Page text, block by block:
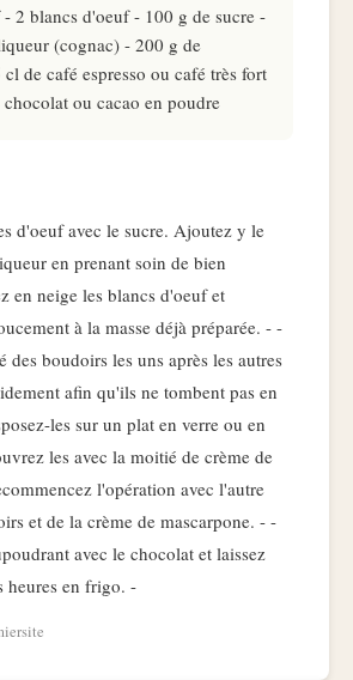
2 blancs d'oeuf - 100 g de sucre -
(cognac) - 200 g de
de café espresso ou café très fort
ou cacao en poudre
d'oeuf avec le sucre. Ajoutez y le
en prenant soin de bien
en neige les blancs d'oeuf et
à la masse déjà préparée. - -
des boudoirs les uns après les autres
afin qu'ils ne tombent pas en
les sur un plat en verre ou en
les avec la moitié de crème de
l'opération avec l'autre
et de la crème de mascarpone. - -
avec le chocolat et laissez
heures en frigo. -